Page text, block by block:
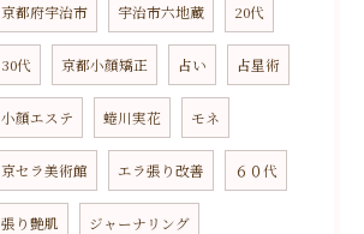
京都府宇治市 宇治市六地蔵 20代
30代 京都小顔矯正 占い 占星術
小顔エステ 蜷川実花 モネ
京セラ美術館 エラ張り改善 ６０代
張り艶肌 ジャーナリング